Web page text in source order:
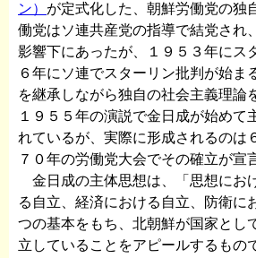
ン） が定式化した、朝鮮労働党の独
働党はソ連共産党の指導で結党され
影響下にあったが、１９５３年にス
６年にソ連でスターリン批判が始ま
を継承しながら独自の社会主義理論
１９５５年の演説で金日成が始めて
れているが、実際に形成されるのは
７０年の労働党大会でその確立が宣
金日成の主体思想は、「思想にお
る自立、経済における自立、防衛に
つの基本をもち、北朝鮮が国家とし
立していることをアピールするもの